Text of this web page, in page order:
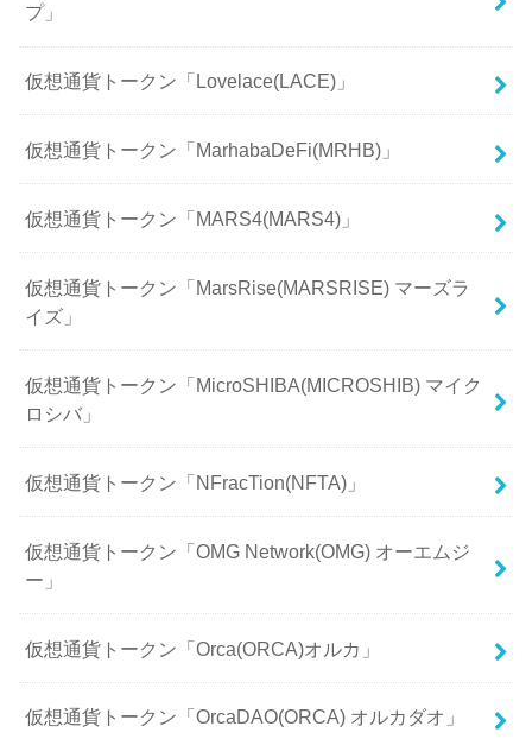
プ」
仮想通貨トークン「Lovelace(LACE)」
仮想通貨トークン「MarhabaDeFi(MRHB)」
仮想通貨トークン「MARS4(MARS4)」
仮想通貨トークン「MarsRise(MARSRISE) マーズラ
イズ」
仮想通貨トークン「MicroSHIBA(MICROSHIB) マイク
ロシバ」
仮想通貨トークン「NFracTion(NFTA)」
仮想通貨トークン「OMG Network(OMG) オーエムジ
ー」
仮想通貨トークン「Orca(ORCA)オルカ」
仮想通貨トークン「OrcaDAO(ORCA) オルカダオ」